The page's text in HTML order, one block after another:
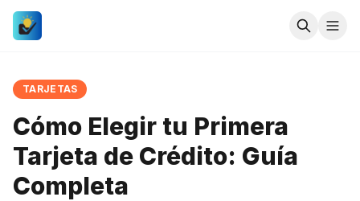
TARJETAS
Cómo Elegir tu Primera
Tarjeta de Crédito: Guía
Completa